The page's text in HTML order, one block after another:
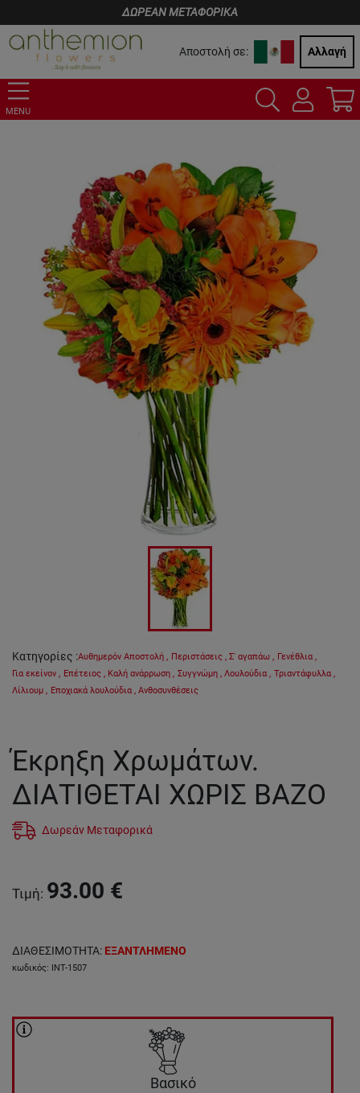
ΔΩΡΕΑΝ ΜΕΤΑΦΟΡΙΚΑ
Αποστολή σε: Αλλαγή
MENU
Κατηγορίες :Αυθημερόν Αποστολή , Περιστάσεις , Σ' αγαπάω , Γενέθλια ,
Για εκείνον , Επέτειος , Καλή ανάρρωση , Συγγνώμη , Λουλούδια , Τριαντάφυλλα ,
Λίλιουμ , Εποχιακά λουλούδια , Ανθοσυνθέσεις
Έκρηξη Χρωμάτων.
ΔΙΑΤΙΘΕΤΑΙ ΧΩΡΙΣ ΒΑΖΟ
Δωρεάν Μεταφορικά
Τιμή: 93.00 €
ΔΙΑΘΕΣΙΜΟΤΗΤΑ: ΕΞΑΝΤΛΗΜΕΝΟ
κωδικός: INT-1507
Βασικό